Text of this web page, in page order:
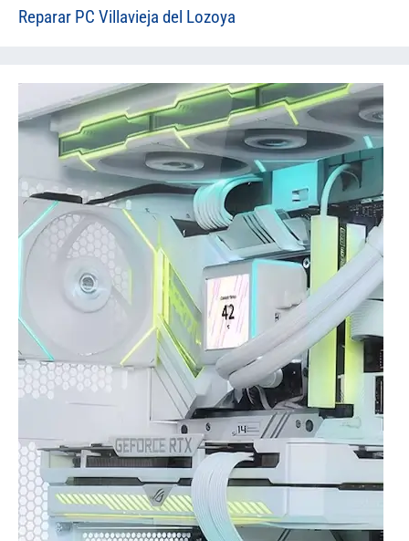
Reparar PC Villavieja del Lozoya